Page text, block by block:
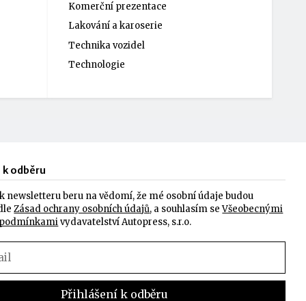
Komerční prezentace
Lakování a karoserie
Technika vozidel
Technologie
odběru
newsletteru beru na vědomí, že mé osobní údaje budou
Zásad ochrany osobních údajů, a souhlasím seVšeobecnými
vydavatelství Autopress, s.r.o.